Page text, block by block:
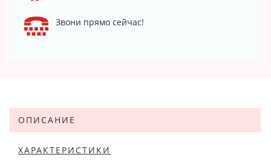
Звони прямо сейчас!
ОПИСАНИЕ
ХАРАКТЕРИСТИКИ